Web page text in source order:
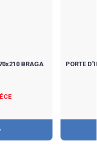
BRAGA PORTE